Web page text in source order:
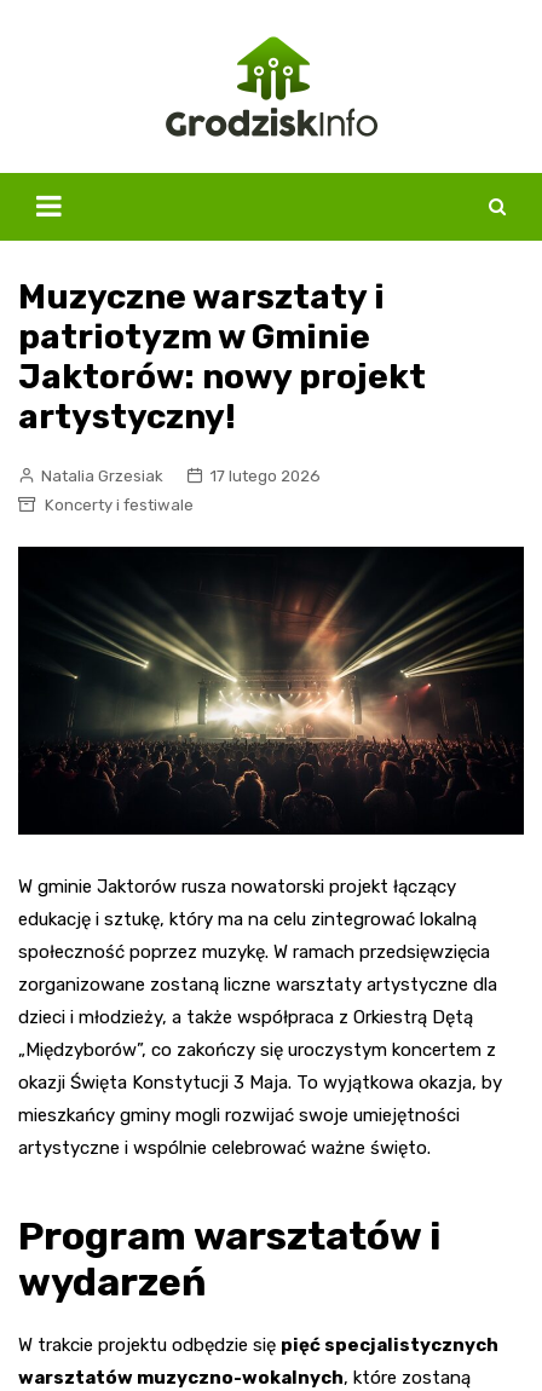
Muzyczne warsztaty i
patriotyzm w Gminie
Jaktorów: nowy projekt
artystyczny!
Natalia Grzesiak
17 lutego 2026
Koncerty i festiwale
W gminie Jaktorów rusza nowatorski projekt łączący
edukację i sztukę, który ma na celu zintegrować lokalną
społeczność poprzez muzykę. W ramach przedsięwzięcia
zorganizowane zostaną liczne warsztaty artystyczne dla
dzieci i młodzieży, a także współpraca z Orkiestrą Dętą
„Międzyborów”, co zakończy się uroczystym koncertem z
okazji Święta Konstytucji 3 Maja. To wyjątkowa okazja, by
mieszkańcy gminy mogli rozwijać swoje umiejętności
artystyczne i wspólnie celebrować ważne święto.
Program warsztatów i
wydarzeń
W trakcie projektu odbędzie się pięć specjalistycznych
warsztatów muzyczno-wokalnych, które zostaną